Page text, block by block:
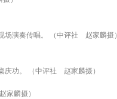
场演奏传唱。 （中评社 赵家麟摄）
庆功。 （中评社 赵家麟摄）
家麟摄）